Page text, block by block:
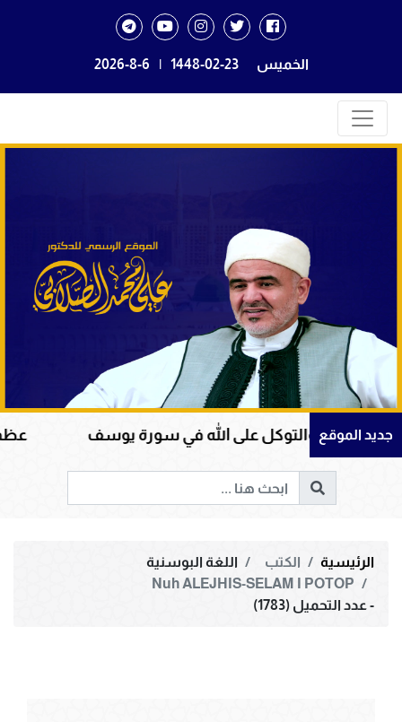
الخميس 1448-02-23
|
2026-8-6
جديد الموقع
والتوكل على الله في سورة يوسف عظمة القرآن
الرئيسية الكتب
اللغة البوسنية
Nuh ALEJHIS-SELAM I POTOP
- عدد التحميل (1783)